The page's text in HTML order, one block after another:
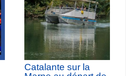
Catalante sur la